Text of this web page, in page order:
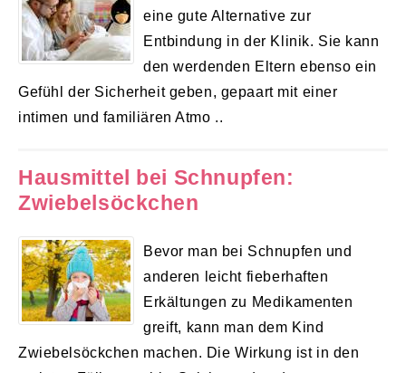
eine gute Alternative zur
Entbindung in der Klinik. Sie kann
den werdenden Eltern ebenso ein
Gefühl der Sicherheit geben, gepaart mit einer
intimen und familiären Atmo ..
Hausmittel bei Schnupfen:
Zwiebelsöckchen
Bevor man bei Schnupfen und
anderen leicht fieberhaften
Erkältungen zu Medikamenten
greift, kann man dem Kind
Zwiebelsöckchen machen. Die Wirkung ist in den